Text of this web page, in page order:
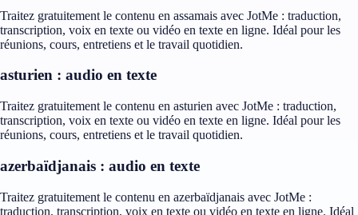
Traitez gratuitement le contenu en assamais avec JotMe : traduction,
transcription, voix en texte ou vidéo en texte en ligne. Idéal pour les
réunions, cours, entretiens et le travail quotidien.
asturien : audio en texte
Traitez gratuitement le contenu en asturien avec JotMe : traduction,
transcription, voix en texte ou vidéo en texte en ligne. Idéal pour les
réunions, cours, entretiens et le travail quotidien.
azerbaïdjanais : audio en texte
Traitez gratuitement le contenu en azerbaïdjanais avec JotMe :
traduction, transcription, voix en texte ou vidéo en texte en ligne. Idéal